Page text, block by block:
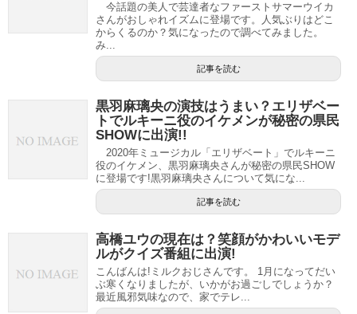
今話題の美人で芸達者なファーストサマーウイカ
さんがおしゃれイズムに登場です。人気ぶりはどこ
からくるのか？気になったので調べてみました。
み...
記事を読む
黒羽麻璃央の演技はうまい？エリザベー
トでルキーニ役のイケメンが秘密の県民
SHOWに出演!!
2020年ミュージカル「エリザベート」でルキーニ
役のイケメン、黒羽麻璃央さんが秘密の県民SHOW
に登場です!黒羽麻璃央さんについて気にな...
記事を読む
高橋ユウの現在は？笑顔がかわいいモデ
ルがクイズ番組に出演!
こんばんは!ミルクおじさんです。 1月になってだい
ぶ寒くなりましたが、いかがお過ごしでしょうか？
最近風邪気味なので、家でテレ...